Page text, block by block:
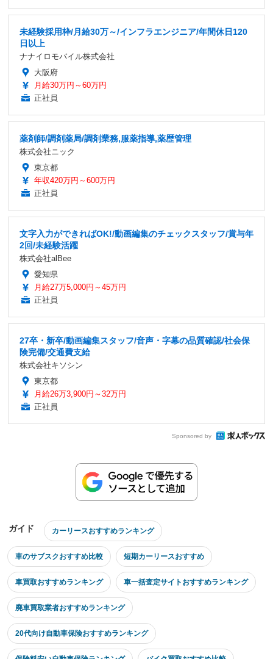
未経験採用枠/月給30万～/インフラエンジニア/年間休日120
日以上
ナナイロモバイル株式会社
大阪府
月給30万円～60万円
正社員
薬剤師/調剤薬局/調剤業務,服薬指導,薬歴管理
株式会社ニック
東京都
年収420万円～600万円
正社員
文字入力ができればOK!/動画編集のチェックスタッフ/賞与年
2回/未経験活躍
株式会社alBee
愛知県
月給27万5,000円～45万円
正社員
27卒・新卒/動画編集スタッフ/音声・字幕の品質確認/社会保
険完備/交通費支給
株式会社キソシン
東京都
月給26万3,900円～32万円
正社員
Sponsored by
ガイド カーリースおすすめランキング
車のサブスクおすすめ比較 短期カーリースおすすめ
車買取おすすめランキング 車一括査定サイトおすすめランキング
廃車買取業者おすすめランキング
20代向け自動車保険おすすめランキング